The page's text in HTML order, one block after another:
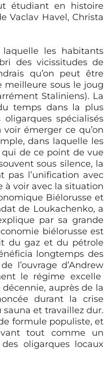
étudiant en histoire
Vaclav Havel, Christa
les habitants
des vicissitudes de
qu’on peut être
meilleure sous le joug
Staliniens). La
temps dans la plus
spécialisés
émerger ce qu’on
dans laquelle les
de ce point de vue
sous silence, la
pas l’unification avec
à voir avec la situation
Biélorusse et
de Loukachenko, a
par sa grande
biélorusse est
du gaz et du pétrole
longtemps des
l’ouvrage d’Andrew
le régime excelle
auprès de la
durant la crise
et travaillez dur.
formule populiste, et
tout comme un
oligarques locaux